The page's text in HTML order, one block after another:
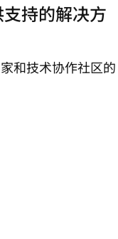
持的解决方
和技术协作社区的